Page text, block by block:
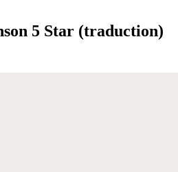
5 Star (traduction)